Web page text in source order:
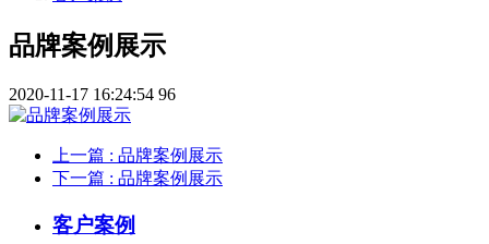
品牌案例展示
2020-11-17 16:24:54 96
上一篇 : 品牌案例展示
下一篇 : 品牌案例展示
客户案例